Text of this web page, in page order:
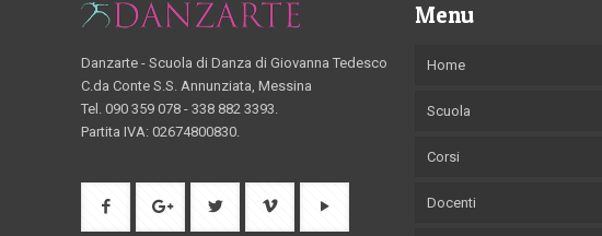
Danzarte - Scuola di Danza di Giovanna Tedesco
C.da Conte S.S. Annunziata, Messina
Tel. 090 359 078 - 338 882 3393.
Partita IVA: 02674800830.
Menu
Home
Scuola
Corsi
Docenti